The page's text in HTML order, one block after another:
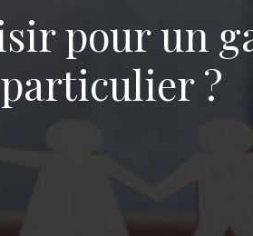
pour un
particulier ?